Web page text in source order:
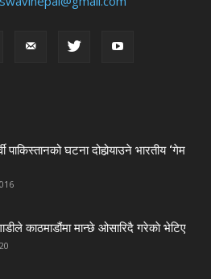
पाकिस्तानको घटना दोहोर्‍याउने भारतीय ‘गेम
काठमाडौंमा मान्छे ओसारिदै गरेकाे भेटिए